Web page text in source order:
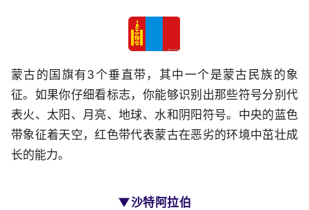
蒙古的国旗有3个垂直带，其中一个是蒙古民族的象
征。如果你仔细看标志，你能够识别出那些符号分别代
表火、太阳、月亮、地球、水和阴阳符号。中央的蓝色
带象征着天空，红色带代表蒙古在恶劣的环境中茁壮成
长的能力。
▼沙特阿拉伯